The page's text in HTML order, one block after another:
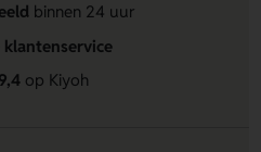
binnen 24 uur
op Kiyoh